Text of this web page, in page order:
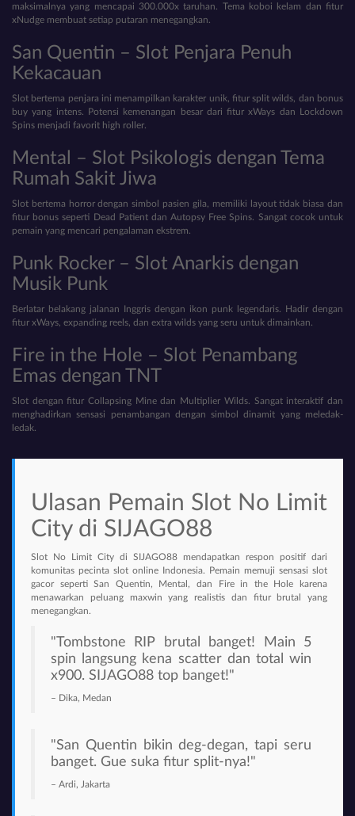
maksimalnya yang mencapai 300.000x taruhan. Tema koboi kelam dan fitur
xNudge membuat setiap putaran menegangkan.
San Quentin – Slot Penjara Penuh
Kekacauan
Slot bertema penjara ini menampilkan karakter unik, fitur split wilds, dan bonus
buy yang intens. Potensi kemenangan besar dari fitur xWays dan Lockdown
Spins menjadi favorit high roller.
Mental – Slot Psikologis dengan Tema
Rumah Sakit Jiwa
Slot bertema horror dengan simbol pasien gila, memiliki layout tidak biasa dan
fitur bonus seperti Dead Patient dan Autopsy Free Spins. Sangat cocok untuk
pemain yang mencari pengalaman ekstrem.
Punk Rocker – Slot Anarkis dengan
Musik Punk
Berlatar belakang jalanan Inggris dengan ikon punk legendaris. Hadir dengan
fitur xWays, expanding reels, dan extra wilds yang seru untuk dimainkan.
Fire in the Hole – Slot Penambang
Emas dengan TNT
Slot dengan fitur Collapsing Mine dan Multiplier Wilds. Sangat interaktif dan
menghadirkan sensasi penambangan dengan simbol dinamit yang meledak-
ledak.
Ulasan Pemain Slot No Limit
City di SIJAGO88
Slot No Limit City di SIJAGO88 mendapatkan respon positif dari
komunitas pecinta slot online Indonesia. Pemain memuji sensasi slot
gacor seperti San Quentin, Mental, dan Fire in the Hole karena
menawarkan peluang maxwin yang realistis dan fitur brutal yang
menegangkan.
"Tombstone RIP brutal banget! Main 5
spin langsung kena scatter dan total win
x900. SIJAGO88 top banget!"
– Dika, Medan
"San Quentin bikin deg-degan, tapi seru
banget. Gue suka fitur split-nya!"
– Ardi, Jakarta